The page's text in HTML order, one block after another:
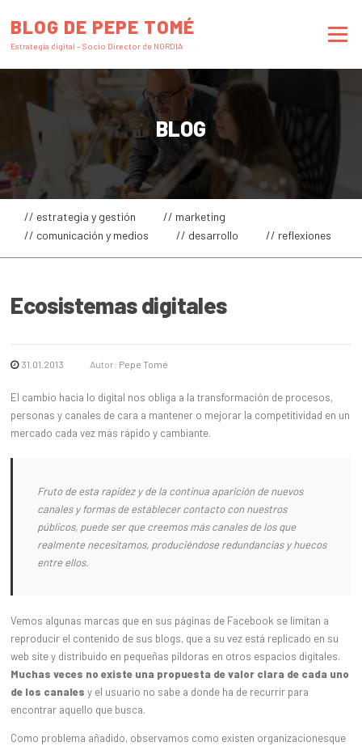
contenido
BLOG DE PEPE TOMÉ
Estrategia digital – Socio Director de NORDIA
Menú
BLOG
// estrategia y gestión
// marketing
// comunicación y medios
// desarrollo // reflexiones
Ecosistemas digitales
31.01.2013 Autor: Pepe Tomé
El cambio hacia lo digital nos obliga a la transformación de procesos,
personas y canales de cara a mantener o mejorar la competitividad en un
mercado cada vez más rápido y cambiante.
Fruto de esta rapidez y de la continua aparición de nuevos
canales y formas de establecer contacto con nuestros
públicos, puede ser que creemos más canales de los que
realmente necesitamos, produciéndose redundancias y huecos
entre ellos.
Vemos algunas marcas que en sus páginas de Facebook se limitan a
reproducir el contenido de sus blogs, que a su vez está replicado en su
web site y distribuido en pequeñas píldoras en otros espacios digitales.
Muchas veces no existe una propuesta de valor clara de cada uno
de los canales y el usuario no sabe a donde ha de recurrir para
encontrar aquello que busca.
Como problema añadido, observamos como existen organizacionesque